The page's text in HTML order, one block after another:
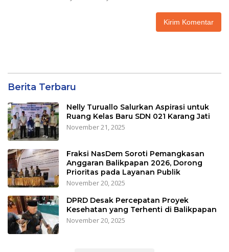
Berita Terbaru
Nelly Turuallo Salurkan Aspirasi untuk
Ruang Kelas Baru SDN 021 Karang Jati
November 21, 2025
Fraksi NasDem Soroti Pemangkasan
Anggaran Balikpapan 2026, Dorong
Prioritas pada Layanan Publik
November 20, 2025
DPRD Desak Percepatan Proyek
Kesehatan yang Terhenti di Balikpapan
November 20, 2025